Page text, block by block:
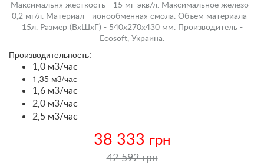
Максимальня жесткость - 15 мг-экв/л. Максимальное железо -
0,2 мг/л. Материал - ионообменная смола. Объем материала -
15л. Размер (ВхШхГ) - 540х270х430 мм. Производитель -
Ecosoft, Украина.
Производительность:
1,0 м3/час
1,35 м3/час
1,6 м3/час
2,0 м3/час
2,5 м3/час
38 333 грн
42 592 грн